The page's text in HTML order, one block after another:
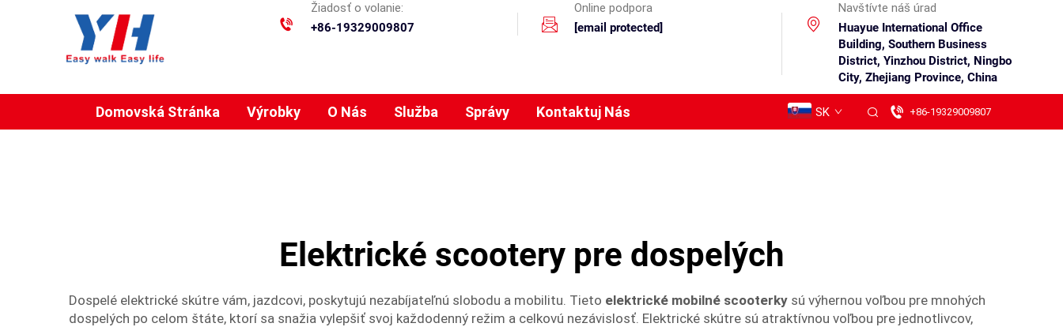
Žiadosť o volanie:
+86-19329009807
Online podpora
[email protected]
Navštívte náš úrad
Huayue International Office
Building, Southern Business
District, Yinzhou District, Ningbo
City, Zhejiang Province, China
Domovská Stránka Výrobky O Nás Služba Správy Kontaktuj Nás SK +86-19329009807
Elektrické scootery pre dospelých
Dospelé elektrické skútre vám, jazdcovi, poskytujú nezabíjateľnú slobodu a mobilitu. Tieto elektrické mobilné scooterky sú výhernou voľbou pre mnohých
dospelých po celom štáte, ktorí sa snažia vylepšiť svoj každodenný režim a celkovú nezávislosť. Elektrické skútre sú atraktívnou voľbou pre jednotlivcov,